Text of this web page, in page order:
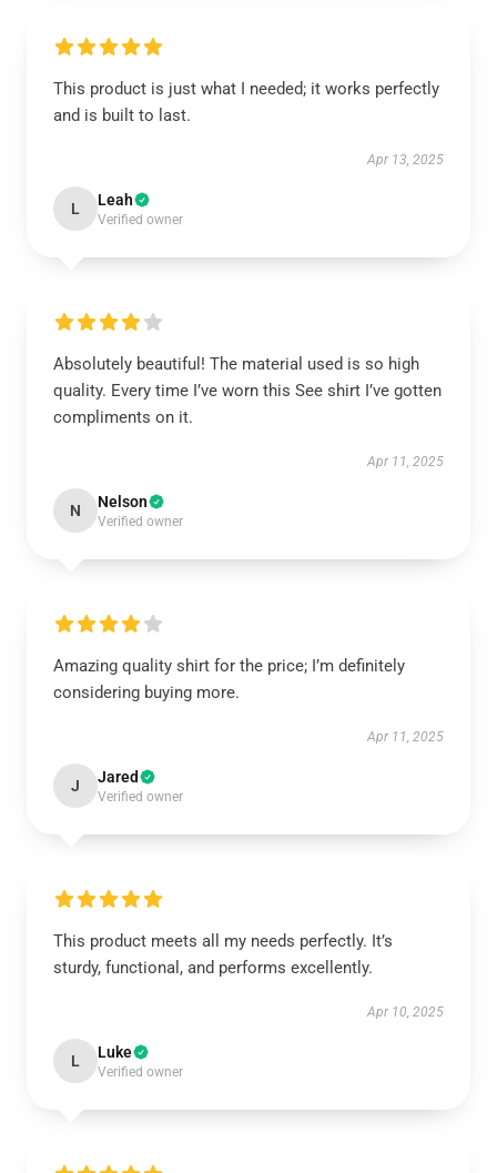
This product is just what I needed; it works perfectly
and is built to last.
Apr 13, 2025
L Leah
Verified owner
Absolutely beautiful! The material used is so high
quality. Every time I’ve worn this See shirt I’ve gotten
compliments on it.
Apr 11, 2025
N Nelson
Verified owner
Amazing quality shirt for the price; I’m definitely
considering buying more.
Apr 11, 2025
J Jared
Verified owner
This product meets all my needs perfectly. It’s
sturdy, functional, and performs excellently.
Apr 10, 2025
L Luke
Verified owner